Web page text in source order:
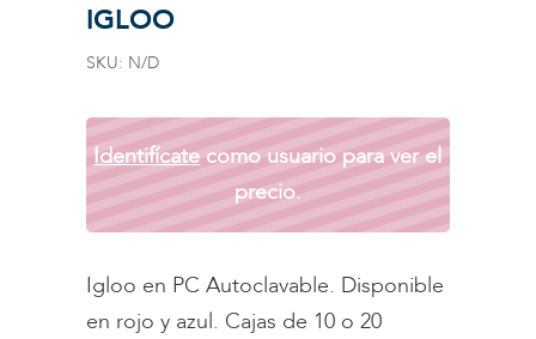
IGLOO
SKU: N/D
Identifícatecomo usuario para ver el
precio.
Igloo en PC Autoclavable. Disponible
en rojo y azul. Cajas de 10 o 20